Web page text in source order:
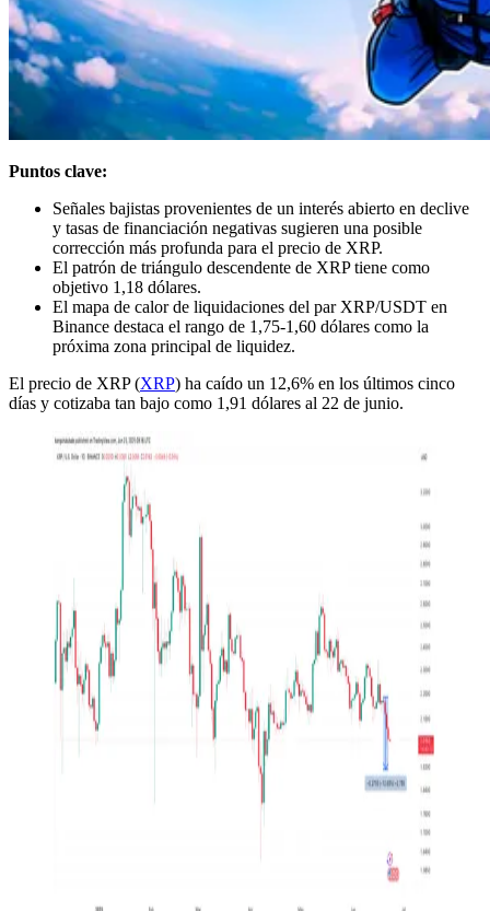
Puntos clave:
Señales bajistas provenientes de un interés abierto en declive
y tasas de financiación negativas sugieren una posible
corrección más profunda para el precio de XRP.
El patrón de triángulo descendente de XRP tiene como
objetivo 1,18 dólares.
El mapa de calor de liquidaciones del par XRP/USDT en
Binance destaca el rango de 1,75-1,60 dólares como la
próxima zona principal de liquidez.
El precio de XRP (XRP) ha caído un 12,6% en los últimos cinco
días y cotizaba tan bajo como 1,91 dólares al 22 de junio.